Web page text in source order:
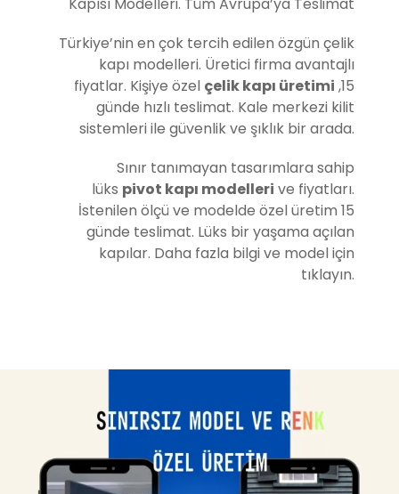
Türkiye’nin en çok tercih edilen özgün çelik
kapı modelleri. Üretici firma avantajlı
fiyatlar. Kişiye özel çelik kapı üretimi ,15
günde hızlı teslimat. Kale merkezi kilit
sistemleri ile güvenlik ve şıklık bir arada.
Sınır tanımayan tasarımlara sahip
lüks pivot kapı modelleri ve fiyatları.
İstenilen ölçü ve modelde özel üretim 15
günde teslimat. Lüks bir yaşama açılan
kapılar. Daha fazla bilgi ve model için
tıklayın.